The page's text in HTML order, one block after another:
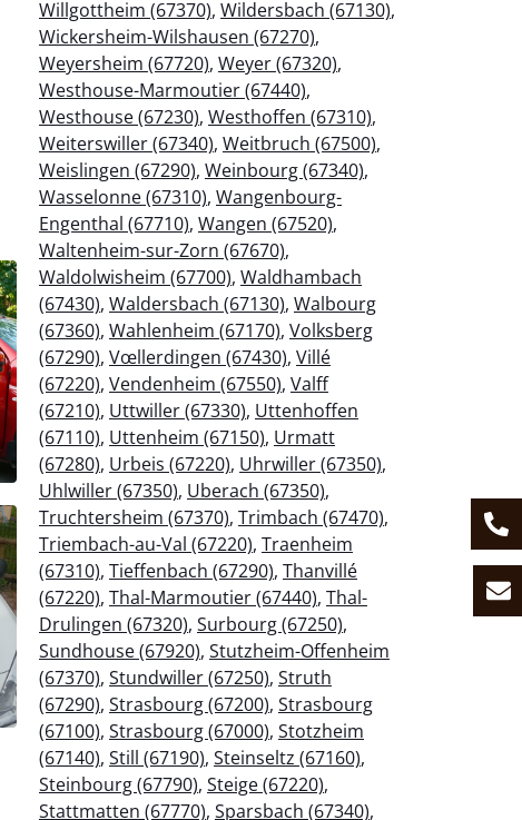
Willgottheim (67370), Wildersbach (67130),
Wickersheim-Wilshausen (67270),
Weyersheim (67720), Weyer (67320),
Westhouse-Marmoutier (67440),
Westhouse (67230), Westhoffen (67310),
Weiterswiller (67340), Weitbruch (67500),
Weislingen (67290), Weinbourg (67340),
Wasselonne (67310), Wangenbourg-
Engenthal (67710), Wangen (67520),
Waltenheim-sur-Zorn (67670),
Waldolwisheim (67700), Waldhambach
(67430), Waldersbach (67130), Walbourg
(67360), Wahlenheim (67170), Volksberg
(67290), Vœllerdingen (67430), Villé
(67220), Vendenheim (67550), Valff
(67210), Uttwiller (67330), Uttenhoffen
(67110), Uttenheim (67150), Urmatt
(67280), Urbeis (67220), Uhrwiller (67350),
Uhlwiller (67350), Uberach (67350),
Truchtersheim (67370), Trimbach (67470),
Triembach-au-Val (67220), Traenheim
(67310), Tieffenbach (67290), Thanvillé
(67220), Thal-Marmoutier (67440), Thal-
Drulingen (67320), Surbourg (67250),
Sundhouse (67920), Stutzheim-Offenheim
(67370), Stundwiller (67250), Struth
(67290), Strasbourg (67200), Strasbourg
(67100), Strasbourg (67000), Stotzheim
(67140), Still (67190), Steinseltz (67160),
Steinbourg (67790), Steige (67220),
Stattmatten (67770), Sparsbach (67340),